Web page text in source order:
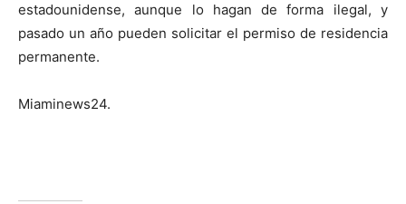
estadounidense, aunque lo hagan de forma ilegal, y
pasado un año pueden solicitar el permiso de residencia
permanente.
Miaminews24.